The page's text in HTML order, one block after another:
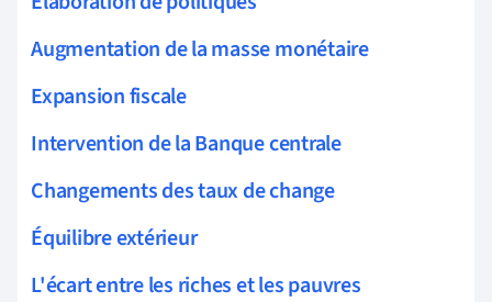
Augmentation de la masse monétaire
Expansion fiscale
Intervention de la Banque centrale
Changements des taux de change
Équilibre extérieur
L'écart entre les riches et les pauvres